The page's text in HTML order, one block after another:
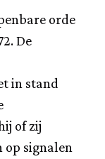
orde
De
in stand
of zij
signalen